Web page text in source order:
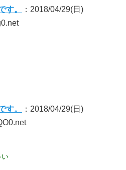
す。
：2018/04/29(日)
す。
：2018/04/29(日)
い